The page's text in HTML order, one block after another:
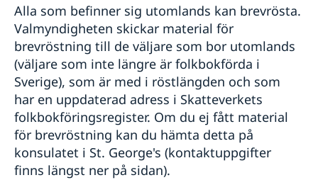
Alla som befinner sig utomlands kan brevrösta.
Valmyndigheten skickar material för
brevröstning till de väljare som bor utomlands
(väljare som inte längre är folkbokförda i
Sverige), som är med i röstlängden och som
har en uppdaterad adress i Skatteverkets
folkbokföringsregister. Om du ej fått material
för brevröstning kan du hämta detta på
konsulatet i St. George's (kontaktuppgifter
finns längst ner på sidan).